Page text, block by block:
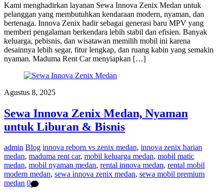
Kami menghadirkan layanan Sewa Innova Zenix Medan untuk
pelanggan yang membutuhkan kendaraan modern, nyaman, dan
bertenaga. Innova Zenix hadir sebagai generasi baru MPV yang
memberi pengalaman berkendara lebih stabil dan efisien. Banyak
keluarga, pebisnis, dan wisatawan memilih mobil ini karena
desainnya lebih segar, fitur lengkap, dan ruang kabin yang semakin
nyaman. Maduma Rent Car menyiapkan […]
Agustus 8, 2025
Sewa Innova Zenix Medan, Nyaman
untuk Liburan & Bisnis
admin Blog innova reborn vs zenix medan, innova zenix harian
medan, maduma rent car, mobil keluarga medan, mobil matic
medan, mobil nyaman medan, rental innova medan, rental mobil
modern medan, sewa innova zenix medan, sewa mobil premium
medan 0